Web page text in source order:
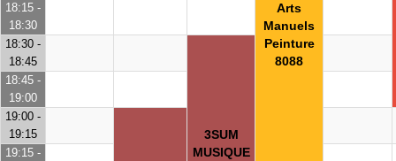
Arts
Manuels
Peinture
8088
18:15 -
18:30
18:30 -
18:45
3SUM
MUSIQUE
18:45 -
19:00
19:00 -
19:15
19:15 -